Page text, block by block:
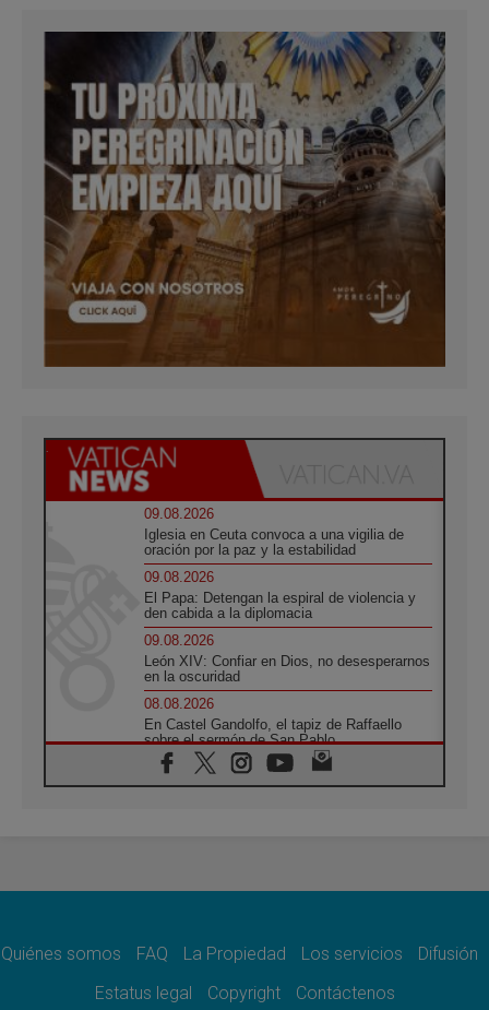
09.08.2026
Iglesia en Ceuta convoca a una vigilia de
oración por la paz y la estabilidad
09.08.2026
El Papa: Detengan la espiral de violencia y
den cabida a la diplomacia
09.08.2026
León XIV: Confiar en Dios, no desesperarnos
en la oscuridad
08.08.2026
En Castel Gandolfo, el tapiz de Raffaello
sobre el sermón de San Pablo
08.08.2026
En Colombia, «la paz no se compra con una
08.08.2026
08.08.2026
del Buen Consejo de Genazzano
Quiénes somos FAQ La Propiedad Los servicios
Difusión
Estatus legal
Copyright Contáctenos